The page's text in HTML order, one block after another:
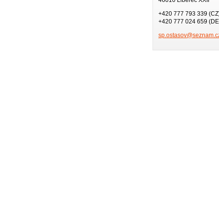
+420 777 793 339
+420 777 024 659
sp.ostasov@sezna